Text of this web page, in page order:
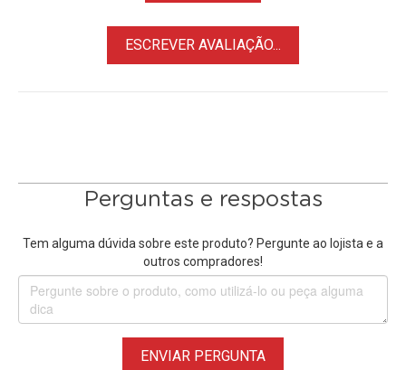
ESCREVER AVALIAÇÃO...
Perguntas e respostas
Tem alguma dúvida sobre este produto? Pergunte ao lojista e a
outros compradores!
ENVIAR PERGUNTA